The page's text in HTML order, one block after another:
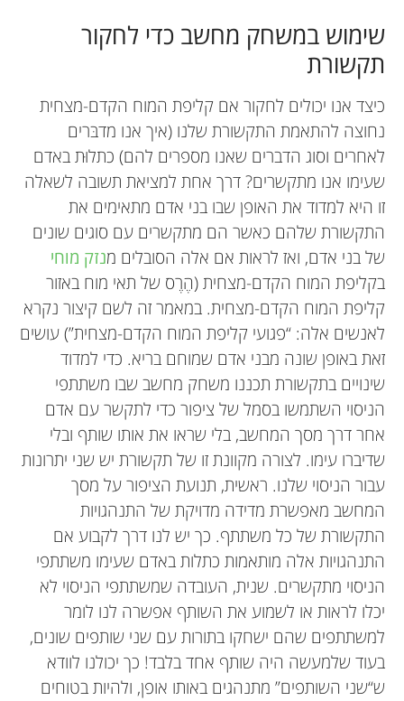
שימוש במשחק מחשב כדי לחקור
תקשורת
כיצד אנו יכולים לחקור אם קליפת המוח הקדם-מצחית
נחוצה להתאמת התקשורת שלנו (איך אנו מדבּרים
לאחרים וסוג הדברים שאנו מספרים להם) כתלוּת באדם
שעימו אנו מתקשרים? דרך אחת למציאת תשובה לשאלה
זו היא למדוד את האופן שבו בני אדם מתאימים את
התקשורת שלהם כאשר הם מתקשרים עם סוגים שונים
של בני אדם, ואז לראות אם אלה הסובלים מנזק מוחי
בקליפת המוח הקדם-מצחית (הֶרֶס של תאי מוח באזור
קליפת המוח הקדם-מצחית. במאמר זה לשם קיצור נקרא
לאנשים אלה: “פגועי קליפת המוח הקדם-מצחית”) עושים
זאת באופן שונה מבני אדם שמוחם בריא. כדי למדוד
שינויים בתקשורת תכננו משחק מחשב שבו משתתפי
הניסוי השתמשו בסמל של ציפור כדי לתקשר עם אדם
אחר דרך מסך המחשב, בלי שראו את אותו שותף ובלי
שדיברו עימו. לצורה מקוונת זו של תקשורת יש שני יתרונות
עבור הניסוי שלנו. ראשית, תנועת הציפור על מסך
המחשב מאפשרת מדידה מדויקת של התנהגויות
התקשורת של כל משתתף. כך יש לנו דרך לקבוע אם
התנהגויות אלה מותאמות כתלות באדם שעימו משתתפי
הניסוי מתקשרים. שנית, העובדה שמשתתפי הניסוי לא
יכלו לראות או לשמוע את השותף אפשרה לנו לומר
למשתתפים שהם ישחקו בתורות עם שני שותפים שונים,
בעוד שלמעשה היה שותף אחד בלבד! כך יכולנו לוודא
ש“שני השותפים” מתנהגים באותו אופן, ולהיות בטוחים